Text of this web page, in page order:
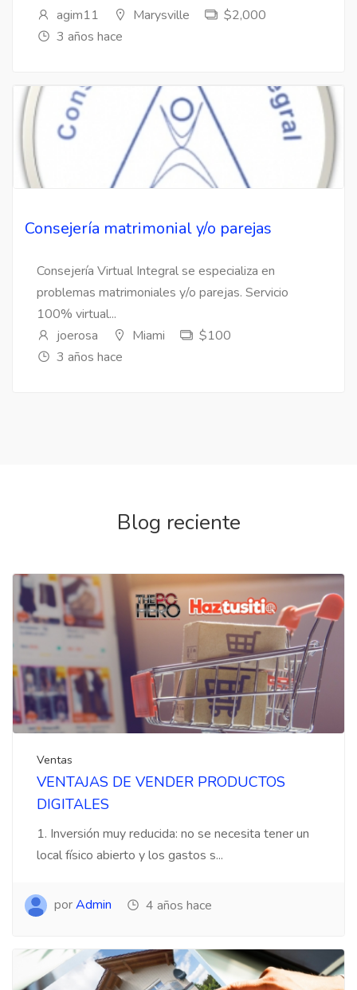
agim11
Marysville
$2,000
3 años hace
Consejería matrimonial y/o parejas
Consejería Virtual Integral se especializa en
problemas matrimoniales y/o parejas. Servicio
100% virtual...
joerosa
Miami
$100
3 años hace
Blog reciente
Ventas
VENTAJAS DE VENDER PRODUCTOS
DIGITALES
1. Inversión muy reducida: no se necesita tener un
local físico abierto y los gastos s...
porAdmin 4 años hace